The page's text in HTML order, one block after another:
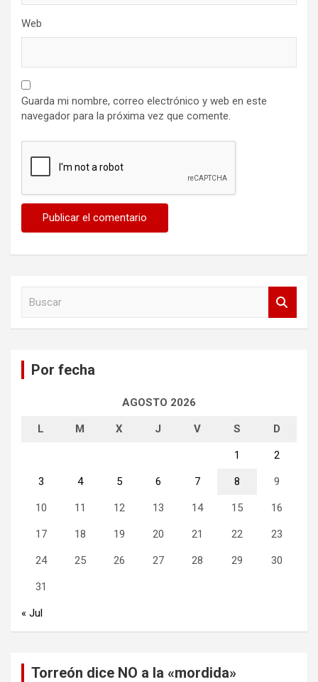
Web
Guarda mi nombre, correo electrónico y web en este
navegador para la próxima vez que comente.
Por fecha
AGOSTO 2026
L M X J V S D
1 2
3 4 5 6 7 8 9
10 11 12 13 14 15 16
17 18 19 20 21 22 23
24 25 26 27 28 29 30
31
« Jul
Torreón dice NO a la «mordida»